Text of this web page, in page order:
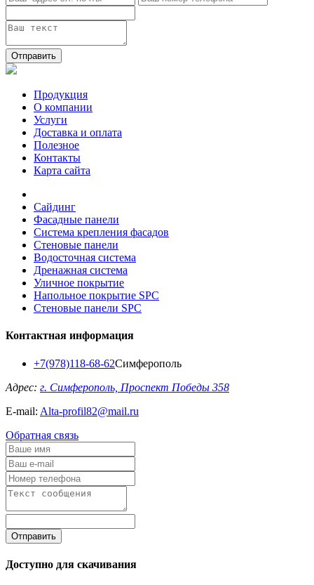
Отправить
Продукция
О компании
Услуги
Доставка и оплата
Полезное
Контакты
Карта сайта
Сайдинг
Фасадные панели
Система крепления фасадов
Стеновые панели
Водосточная система
Дренажная система
Уличное покрытие
Напольное покрытие SPC
Стеновые панели SPC
Контактная информация
+7(978)118-68-62Симферополь
Адрес: г. Симферополь, Проспект Победы 358
E-mail: Alta-profil82@mail.ru
Обратная связь
Отправить
Доступно для скачивания